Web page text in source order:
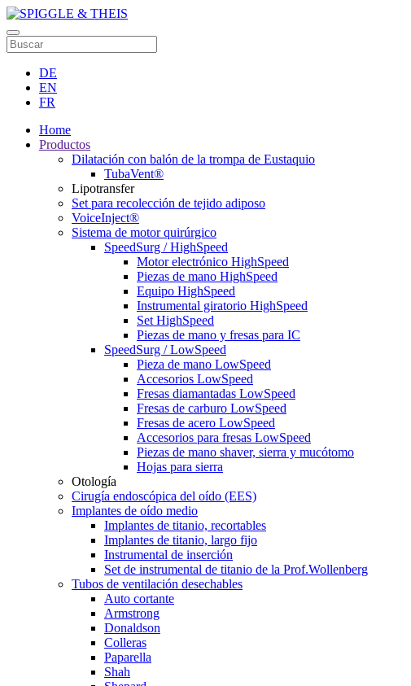
DE
EN
FR
Home
Productos
Dilatación con balón de la trompa de Eustaquio
TubaVent®
Lipotransfer
Set para recolección de tejido adiposo
VoiceInject®
Sistema de motor quirúrgico
SpeedSurg / HighSpeed
Motor electrónico HighSpeed
Piezas de mano HighSpeed
Equipo HighSpeed
Instrumental giratorio HighSpeed
Set HighSpeed
Piezas de mano y fresas para IC
SpeedSurg / LowSpeed
Pieza de mano LowSpeed
Accesorios LowSpeed
Fresas diamantadas LowSpeed
Fresas de carburo LowSpeed
Fresas de acero LowSpeed
Accesorios para fresas LowSpeed
Piezas de mano shaver, sierra y mucótomo
Hojas para sierra
Otología
Cirugía endoscópica del oído (EES)
Implantes de oído medio
Implantes de titanio, recortables
Implantes de titanio, largo fijo
Instrumental de inserción
Set de instrumental de titanio de la Prof.Wollenberg
Tubos de ventilación desechables
Auto cortante
Armstrong
Donaldson
Colleras
Paparella
Shah